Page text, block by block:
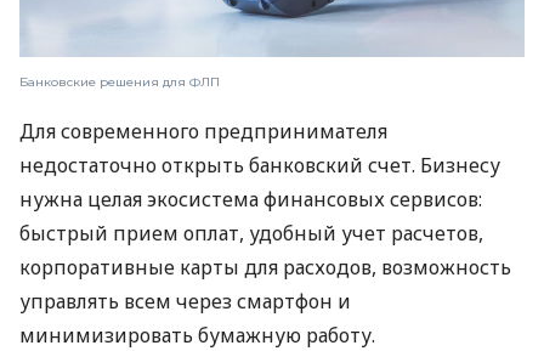
Банковские решения для ФЛП
Для современного предпринимателя
недостаточно открыть банковский счет. Бизнесу
нужна целая экосистема финансовых сервисов:
быстрый прием оплат, удобный учет расчетов,
корпоративные карты для расходов, возможность
управлять всем через смартфон и
минимизировать бумажную работу.